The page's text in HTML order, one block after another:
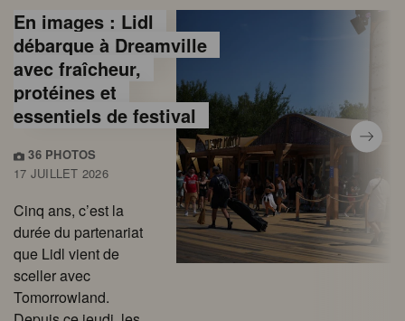
En images : Lidl
débarque à Dreamville
avec fraîcheur,
protéines et
essentiels de festival
36 PHOTOS
17 JUILLET 2026
Cinq ans, c’est la
durée du partenariat
que Lidl vient de
sceller avec
Tomorrowland.